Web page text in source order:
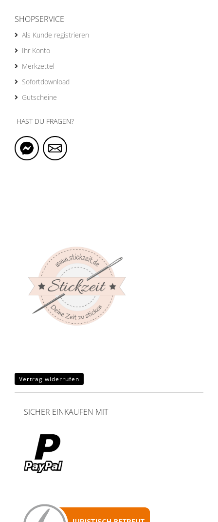
SHOPSERVICE
Als Kunde registrieren
Ihr Konto
Merkzettel
Sofortdownload
Gutscheine
HAST DU FRAGEN?
Vertrag widerrufen
SICHER EINKAUFEN MIT